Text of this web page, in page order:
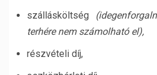
szállásköltség
terhére nem számolható el),
részvételi díj,